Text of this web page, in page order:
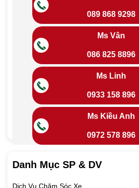
089 868 9298
Ms Vân
086 825 8896
Ms Linh
0933 158 896
Ms Kiều Anh
0972 578 896
Danh Mục SP & DV
Dịch Vụ Chăm Sóc Xe